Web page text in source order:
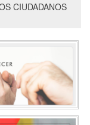
CIUDADANOS